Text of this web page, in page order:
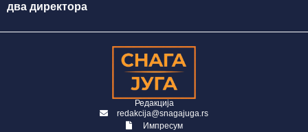
два директора
Редакција
redakcija@snagajuga.rs
Импресум